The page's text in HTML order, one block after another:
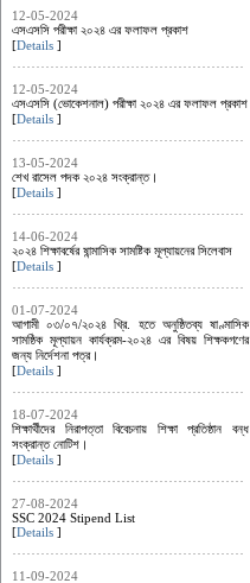
12-05-2024
এসএসসি পরীক্ষা ২০২৪ এর ফলাফল প্রকাশ
[Details ]
12-05-2024
এসএসসি (ভোকেশনাল) পরীক্ষা ২০২৪ এর ফলাফল প্রকাশ
[Details ]
13-05-2024
শেখ রাসেল পদক ২০২৪ সংক্রান্ত।
[Details ]
14-06-2024
২০২৪ শিক্ষাবর্ষের ষান্মাসিক সামষ্টিক মূল্যায়নের সিলেবাস
[Details ]
01-07-2024
আগামী ০৩/০৭/২০২৪ খ্রি. হতে অনুষ্ঠিতব্য ষাণ্মাসিক
সামষ্ঠিক মূল্যায়ন কার্যক্রম-২০২৪ এর ‍বিষয় শিক্ষকগণের
জন্য নির্দেশনা পত্র।
[Details ]
18-07-2024
শিক্ষার্থীদের নিরাপত্তা বিবেচনায় শিক্ষা প্রতিষ্ঠান বন্ধ
সংক্রান্ত নোটিশ।
[Details ]
27-08-2024
SSC 2024 Stipend List
[Details ]
11-09-2024